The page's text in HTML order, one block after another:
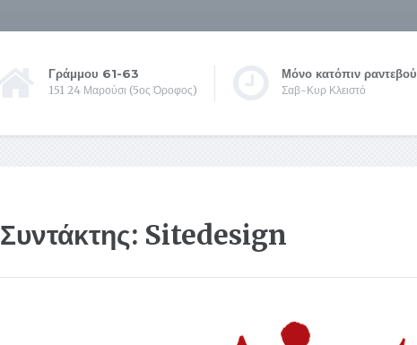
Γράμμου 61-63
151 24 Μαρούσι (5ος Όροφος)
Μόνο κατόπιν ραντεβού
Σαβ-Κυρ Κλειστό
Συντάκτης: Sitedesign